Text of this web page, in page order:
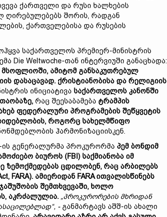
ქართველი და რუსი ხალხების
შორის, რადგან
ქართველებისა და რუსების
საქართველოს პრემიერ-მინისტრის
Die Weltwoche-თან ინტერვიუში განაცხადა:
ამიტომ განსაკუთრებულ
დასაცავად. ქრისტიანობისა და რელიგიის
ინიციატივა საქართველოს კანონში
, რაც შეესაბამება ტრამპის
ფედერალური პროგრამების შეწყვეტის
როგორც სახელმწიფო
ჰარმონიზაციისკენ.
ის გენერალურმა პროკურორმა პემ ბონდიმ
ბიუროს (FBI) საქმიანობა იმ
ზემოქმედებას ცდილობენ, რაც არბილებს
FARA). ამიერიდან FARA ითვალისწინებს
ჯაშუშობის შემთხვევაში, ხოლო
აკრძალულია. „პროკურორების მხრიდან
“, - განმარტავს აშშ-ის ახალი